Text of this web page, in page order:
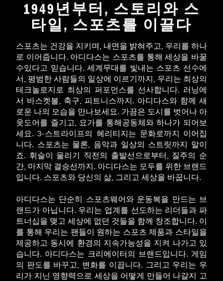
1949년부터, 스토리와 스
타일, 스포츠를 이끌다
스포츠는 건강을 지키며, 내면을 밝혀주고, 우리를 하나
로 이어줍니다. 아디다스는 스포츠를 통해 세상을 바꿀
수있다고 믿습니다. 세계무대를 빛내는 스포츠 선수에
서, 평범한 사람들의 일상에 이르기까지, 우리는 최상의
테크놀로지로 최상의 퍼포먼스를 선사합니다. 러닝에
서 바스켓볼, 축구, 피트니스까지. 아디다스와 함께 새
로운 나의 모습을 만나보세요. 가끔은 도시를 벗어나 아
웃도어를 즐기고, 요가를 통해공동체와 하나가 되어보
세요. 3-스트라이프의 헤리티지는 문화로까지 이어집
니다. 스포츠는 물론, 음악과 일상의 스트릿까지 말이
죠. 휘슬이 울리기 직전의 출발선으로부터, 질주의 순
간, 마지막 결승선까지. 아디다스는 모두를 위한 브랜드
입니다. 스포츠와 당신의 삶, 그리고 세상을 바꿉니다.
아디다스는 단순히 스포츠웨어와 운동복을 만드는 브
랜드가 아닙니다. 우리는 업계를 선도하는 리더들과 파
트너십을 맺고 세상에 없던 것들을 함께 창조합니다. 이
를 통해 우리는 팬들이 원하는 스포츠 제품과 스타일을
제공하고 동시에 환경의 지속가능성을 지켜 나가고 있
습니다. 아디다스는 크리에이터의 브랜드입니다. 게임
의 판도를 바꾸고, 변화를 이끕니다. 그리고 우리는 우
리가 지닌 영향력으로 세상을 어떻게 만들어 나갈지 고